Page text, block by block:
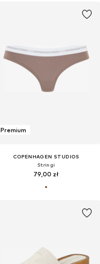
Premium
COPENHAGEN STUDIOS
Stringi
79,00 zł